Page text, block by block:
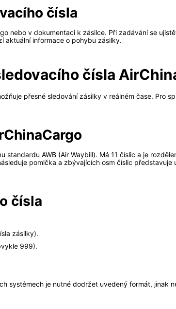
čísla
nebo v dokumentaci k zásilce. Při zadávání se
aktuální informace o pohybu zásilky.
čísla
přesné sledování zásilky v reálném čase. Pro
standardu AWB (Air Waybill). Má 11 číslic a je
pomlčka a zbývajících osm číslic
čísla
zásilky).
999).
systémech je nutné dodržet uvedený formát, jinak